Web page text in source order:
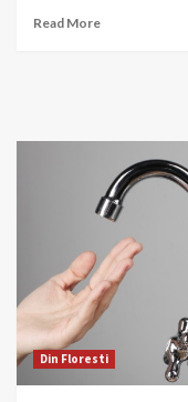
Read More
Din Floresti